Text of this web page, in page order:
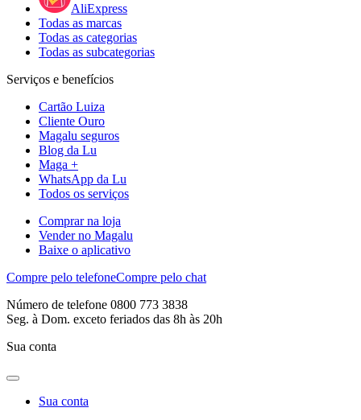
AliExpress
Todas as marcas
Todas as categorias
Todas as subcategorias
Serviços e benefícios
Cartão Luiza
Cliente Ouro
Magalu seguros
Blog da Lu
Maga +
WhatsApp da Lu
Todos os serviços
Comprar na loja
Vender no Magalu
Baixe o aplicativo
Compre pelo telefoneCompre pelo chat
Número de telefone 0800 773 3838
Seg. à Dom. exceto feriados das 8h às 20h
Sua conta
Sua conta